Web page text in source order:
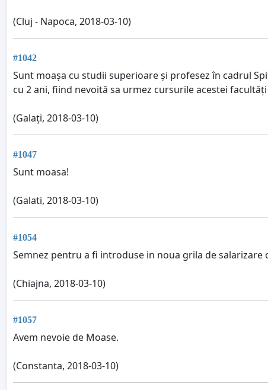
(Cluj - Napoca, 2018-03-10)
#1042
Sunt moașa cu studii superioare și profesez în cadrul
cu 2 ani, fiind nevoită sa urmez cursurile acestei
(Galați, 2018-03-10)
#1047
Sunt moasa!
(Galati, 2018-03-10)
#1054
Semnez pentru a fi introduse in noua grila de
(Chiajna, 2018-03-10)
#1057
Avem nevoie de Moase.
(Constanta, 2018-03-10)